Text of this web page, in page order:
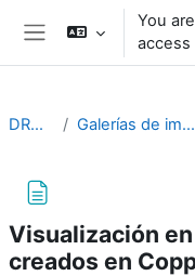
Skip to main content
You
access
DRUPAL10 Galerías de imaxes en Drupal
Visualización
creados en